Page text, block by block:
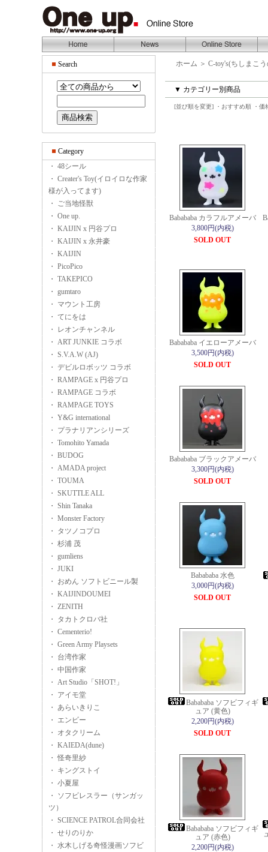
Search
Category
・ 48シール
・ Creater's Toy(イロイロな作家
様が入ってます)
・ ご当地怪獣
・ One up.
・ KAIJIN x 円谷プロ
・ KAIJIN x 永井豪
・ KAIJIN
・ PicoPico
・ TAKEPICO
・ gumtaro
・ マウント工房
・ てにをは
・ レオンチャンネル
・ ART JUNKIE コラボ
・ S.V.A.W (AJ)
・ デビルロボッツ コラボ
・ RAMPAGE x 円谷プロ
・ RAMPAGE コラボ
・ RAMPAGE TOYS
・ Y&G international
・ プラナリアンシリーズ
・ Tomohito Yamada
・ BUDOG
・ AMADA project
・ TOUMA
・ SKUTTLE ALL
・ Shin Tanaka
・ Monster Factory
・ タツノコプロ
・ 杉浦 茂
・ gumliens
・ JUKI
・ おめん ソフトビニール製
・ KAIJINDOUMEI
・ ZENITH
・ タカトクロバ社
・ Cementerio!
・ Green Army Playsets
・ 台湾作家
・ 中国作家
・ Art Studio「SHOT!」
・ アイモ堂
・ あらいきりこ
・ エンビー
・ オタクリーム
・ KAIEDA(dune)
・ 怪奇里紗
・ キングストイ
・ 小夏屋
・ ソフビレスラー（サンガッ
ツ）
・ SCIENCE PATROL合同会社
・ せりのりか
・ 水木しげる奇怪漫画ソフビ
ホーム ＞ C-toy's(ちしまこ
▼ カテゴリー別商品
[並び順を変更] ・おすすめ順 ・価
Babababa カラフルアメーバ
3,800円(内税)
SOLD OUT
Babababa イエローアメーバ
3,500円(内税)
SOLD OUT
Babababa ブラックアメーバ
3,300円(内税)
SOLD OUT
Babababa 水色
3,000円(内税)
SOLD OUT
Babababa ソフビフィギ
ュア (黄色)
2,200円(内税)
SOLD OUT
Babababa ソフビフィギ
ュア (赤色)
2,200円(内税)